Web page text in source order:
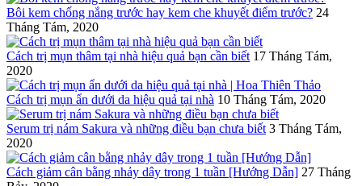
Bôi kem chống nắng trước hay kem che khuyết điểm trước? 24
Tháng Tám, 2020
Cách trị mụn thâm tại nhà hiệu quả bạn cần biết 17 Tháng Tám,
2020
Cách trị mụn ẩn dưới da hiệu quả tại nhà 10 Tháng Tám, 2020
Serum trị nám Sakura và những điều bạn chưa biết 3 Tháng Tám,
2020
Cách giảm cân bằng nhảy dây trong 1 tuần [Hướng Dẫn] 27 Tháng